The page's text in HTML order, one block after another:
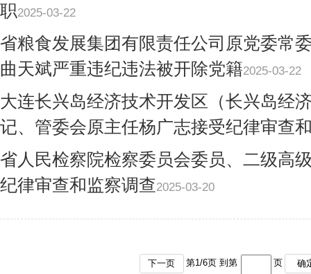
职2025-03-22
省粮食发展集团有限责任公司原党委常
曲天斌严重违纪违法被开除党籍2025-03-22
大连长兴岛经济技术开发区（长兴岛经
记、管委会原主任杨广志接受纪律审查
省人民检察院检察委员会委员、二级高
纪律审查和监察调查2025-03-20
下一页 第1/6页 到第 页 确